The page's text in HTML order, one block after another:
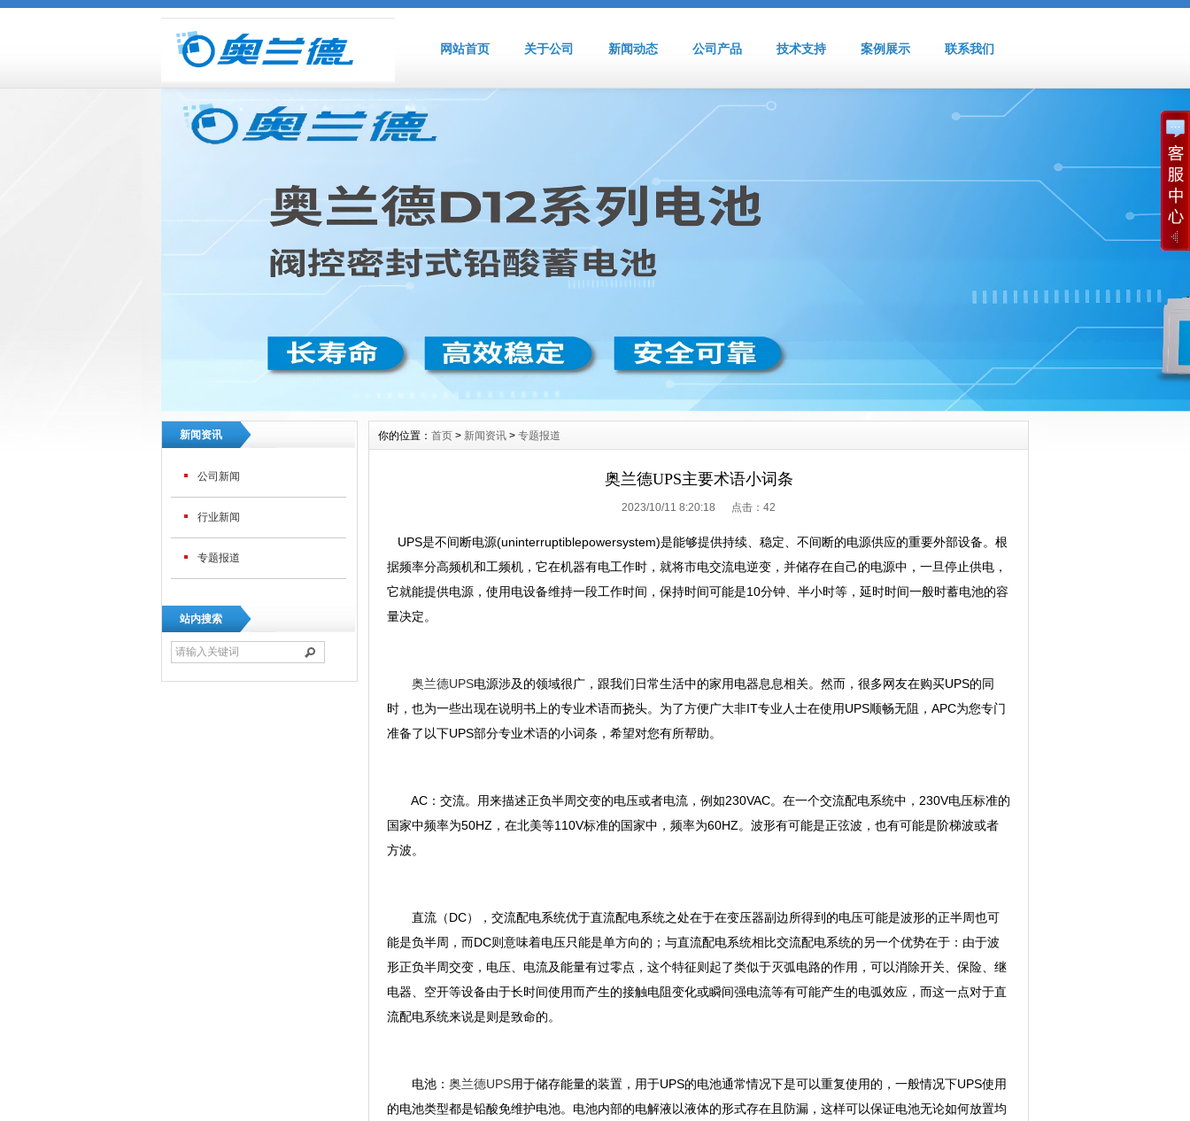
网站首页 关于公司 新闻动态 公司产品 技术支持 案例展示 联系我们
新闻资讯
公司新闻
行业新闻
专题报道
站内搜索
你的位置： 首页 > 新闻资讯 > 专题报道
奥兰德UPS主要术语小词条
2023/10/11 8:20:18 点击： 42
UPS是不间断电源(uninterruptiblepowersystem)是能够提供持续、稳定、不间断的电源供应的重要外部设备。根
据频率分高频机和工频机，它在机器有电工作时，就将市电交流电逆变，并储存在自己的电源中，一旦停止供电，
它就能提供电源，使用电设备维持一段工作时间，保持时间可能是10分钟、半小时等，延时时间一般时蓄电池的容
量决定。
奥兰德UPS电源涉及的领域很广，跟我们日常生活中的家用电器息息相关。然而，很多网友在购买UPS的同
时，也为一些出现在说明书上的专业术语而挠头。为了方便广大非IT专业人士在使用UPS顺畅无阻，APC为您专门
准备了以下UPS部分专业术语的小词条，希望对您有所帮助。
AC：交流。用来描述正负半周交变的电压或者电流，例如230VAC。在一个交流配电系统中，230V电压标准的
国家中频率为50HZ，在北美等110V标准的国家中，频率为60HZ。波形有可能是正弦波，也有可能是阶梯波或者
方波。
直流（DC），交流配电系统优于直流配电系统之处在于在变压器副边所得到的电压可能是波形的正半周也可
能是负半周，而DC则意味着电压只能是单方向的；与直流配电系统相比交流配电系统的另一个优势在于：由于波
形正负半周交变，电压、电流及能量有过零点，这个特征则起了类似于灭弧电路的作用，可以消除开关、保险、继
电器、空开等设备由于长时间使用而产生的接触电阻变化或瞬间强电流等有可能产生的电弧效应，而这一点对于直
流配电系统来说是则是致命的。
电池： 奥兰德UPS用于储存能量的装置，用于UPS的电池通常情况下是可以重复使用的，一般情况下UPS使用
的电池类型都是铅酸免维护电池。电池内部的电解液以液体的形式存在且防漏，这样可以保证电池无论如何放置均